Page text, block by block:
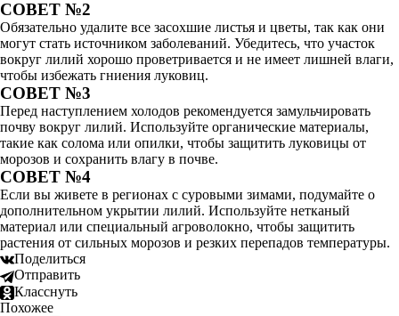
СОВЕТ №2
Обязательно удалите все засохшие листья и цветы, так как они
могут стать источником заболеваний. Убедитесь, что участок
вокруг лилий хорошо проветривается и не имеет лишней влаги,
чтобы избежать гниения луковиц.
СОВЕТ №3
Перед наступлением холодов рекомендуется замульчировать
почву вокруг лилий. Используйте органические материалы,
такие как солома или опилки, чтобы защитить луковицы от
морозов и сохранить влагу в почве.
СОВЕТ №4
Если вы живете в регионах с суровыми зимами, подумайте о
дополнительном укрытии лилий. Используйте нетканый
материал или специальный агроволокно, чтобы защитить
растения от сильных морозов и резких перепадов температуры.
Поделиться
Отправить
Класснуть
Похожее